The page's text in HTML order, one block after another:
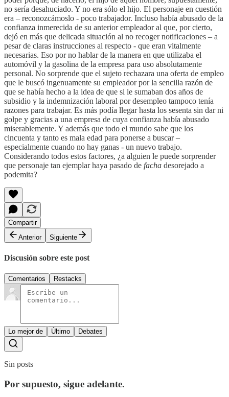
no sería desahuciado. Y no era sólo el hijo. El personaje en cuestión
era – reconozcámoslo - poco trabajador. Incluso había abusado de la
confianza inmerecida de su anterior empleador al que, por cierto,
dejó en más que delicada situación al no recoger notificaciones – a
pesar de claras instrucciones al respecto - que eran vitalmente
necesarias. Eso por no hablar de la manera en que utilizaba el
automóvil y la gasolina de la empresa para uso absolutamente
personal. No sorprende que el sujeto rechazara una oferta de empleo
que le buscó ingenuamente su empleador por la sencilla razón de
que se había hecho a la idea de que si le sumaban dos años de
subsidio y la indemnización laboral por desempleo tampoco tenía
razones para trabajar. Es más podía llegar hasta los sesenta sin dar ni
golpe y gracias a una empresa de cuya confianza había abusado
miserablemente. Y además que todo el mundo sabe que los
cincuenta y tanto es mala edad para ponerse a buscar –
especialmente cuando no hay ganas - un nuevo trabajo.
Considerando todos estos factores, ¿a alguien le puede sorprender
que personaje tan ejemplar haya pasado de facha desorejado a
podemita?
Compartir
Anterior
Siguiente
Discusión sobre este post
Comentarios Restacks
Lo mejor de Último Debates
Sin posts
Por supuesto, sigue adelante.